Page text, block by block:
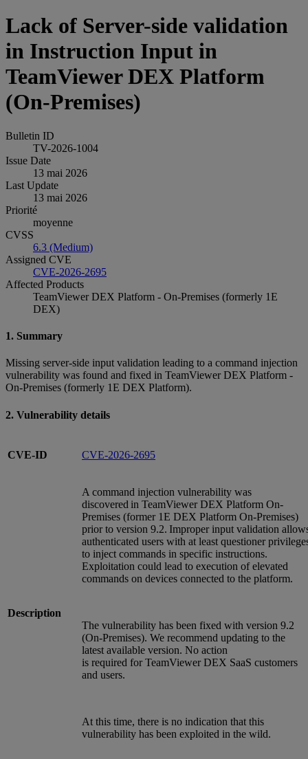
Lack of Server-side validation
in Instruction Input in
TeamViewer DEX Platform
(On-Premises)
Bulletin ID
TV-2026-1004
Issue Date
13 mai 2026
Last Update
13 mai 2026
Priorité
moyenne
CVSS
6.3 (Medium)
Assigned CVE
CVE-2026-2695
Affected Products
TeamViewer DEX Platform - On-Premises (formerly 1E
DEX)
1. Summary
Missing server-side input validation leading to a command injection
vulnerability was found and fixed in TeamViewer DEX Platform -
On-Premises (formerly 1E DEX Platform).
2. Vulnerability details
CVE-ID CVE-2026-2695
Description
A command injection vulnerability was
discovered in TeamViewer DEX Platform On-
Premises (former 1E DEX Platform On-Premises)
prior to version 9.2. Improper input validation
authenticated users with at least questioner
to inject commands in specific instructions.
Exploitation could lead to execution of elevated
commands on devices connected to the platform.
The vulnerability has been fixed with version 9.2
(On-Premises). We recommend updating to the
latest available version. No action
is required for TeamViewer DEX SaaS customers
and users.
At this time, there is no indication that this
vulnerability has been exploited in the wild.